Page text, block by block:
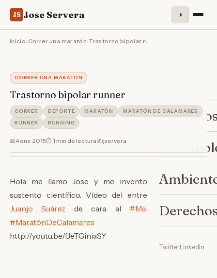
JS Jose Servera ◑
Sobre
TwitterLinkedIn
Inicio›Correr una maratón›Trastorno bipolar runner
CORRER UNA MARATÓN
Trastorno bipolar runner
CORRER DEPORTE MARATÓN
MARATÓN DE CALAMARES
RUNNER
RUNNING
📅4 ene 2015⏱ 1 min de lectura✍️jservera
Hola me llamo Jose y me invento conceptos sin
sustento científico. Vídeo del entreno de hoy con
Juanjo Suárez de cara al #‎MaratónMadrid2015‬
‪#‎MaratónDeCalamares‬
http://youtu.be/fJeTGiniaSY